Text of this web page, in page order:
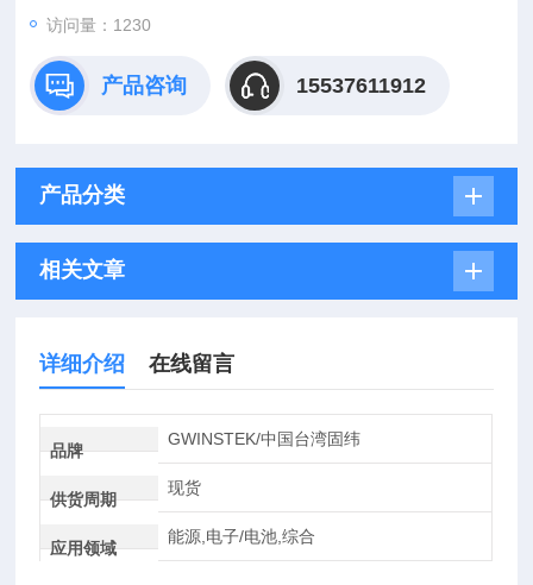
访问量：1230
产品咨询 15537611912
产品分类
相关文章
详细介绍 在线留言
品牌
GWINSTEK/中国台湾固纬
供货周期
现货
应用领域
能源,电子/电池,综合